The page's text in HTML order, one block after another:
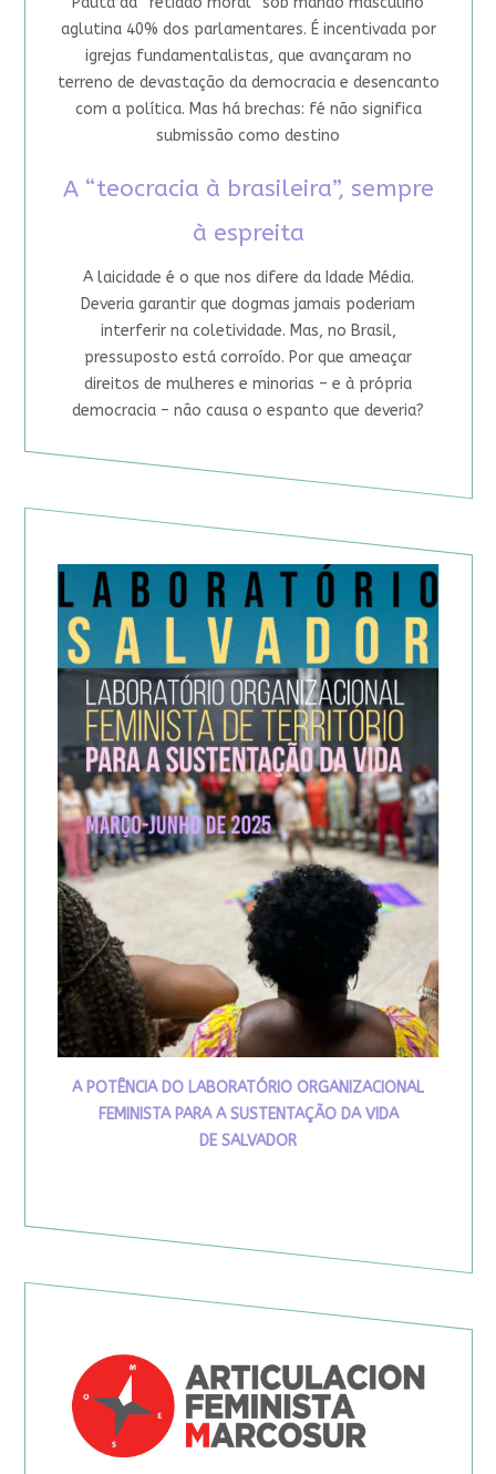
aglutina 40% dos parlamentares. É incentivada por
igrejas fundamentalistas, que avançaram no
terreno de devastação da democracia e desencanto
com a política. Mas há brechas: fé não significa
submissão como destino
A “teocracia à brasileira”, sempre
à espreita
A laicidade é o que nos difere da Idade Média.
Deveria garantir que dogmas jamais poderiam
interferir na coletividade. Mas, no Brasil,
pressuposto está corroído. Por que ameaçar
direitos de mulheres e minorias – e à própria
democracia – não causa o espanto que deveria?
A POTÊNCIA DO LABORATÓRIO ORGANIZACIONAL
FEMINISTA PARA A SUSTENTAÇÃO DA VIDA
DE SALVADOR